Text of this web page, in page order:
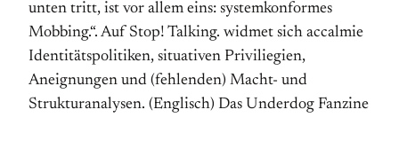
unten tritt, ist vor allem eins: systemkonformes
Mobbing.“. Auf Stop! Talking. widmet sich accalmie
Identitätspolitiken, situativen Priviliegien,
Aneignungen und (fehlenden) Macht- und
Strukturanalysen. (Englisch) Das Underdog Fanzine